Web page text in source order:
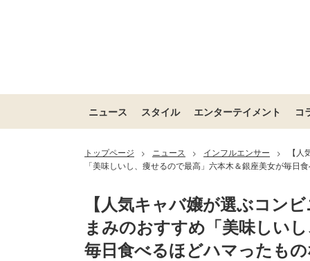
ニュース スタイル エンターテイメント コ
トップページ > ニュース > インフルエンサー >
【
「美味しいし、痩せるので最高」六本木＆銀座美女が毎日
【人気キャバ嬢が選ぶコン
まみのおすすめ「美味しい
毎日食べるほどハマったも